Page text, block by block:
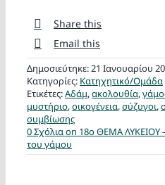
Share this
Email this
Δημοσιεύτηκε: 21 Ιανουαρίου
Κατηγορίες: Κατηχητικό/Ομάδα
Ετικέτες:Αδάμ,ακολουθία,
μυστήριο,οικογένεια,σύζυγοι,
συμβίωσης
0 Σχόλιαon 18ο ΘΕΜΑ ΛΥΚΕΙΟΥ
του γάμου